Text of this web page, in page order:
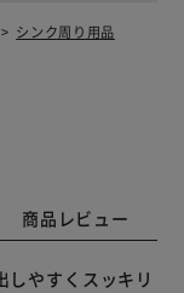
シンク周り用品
商品レビュー
やすくスッキリ